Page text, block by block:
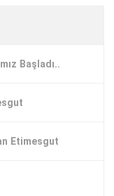
Başladı..
Etimesgut